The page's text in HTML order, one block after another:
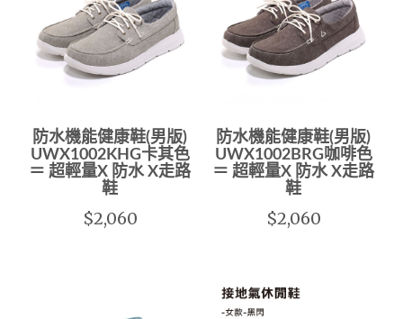
防水機能健康鞋(男版)
UWX1002KHG卡其色
＝ 超輕量X 防水 X走路
鞋
$2,060
防水機能健康鞋(男版)
UWX1002BRG咖啡色
＝ 超輕量X 防水 X走路
鞋
$2,060